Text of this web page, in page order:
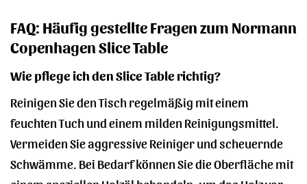
FAQ: Häufig gestellte Fragen zum Normann
Copenhagen Slice Table
Wie pflege ich den Slice Table richtig?
Reinigen Sie den Tisch regelmäßig mit einem
feuchten Tuch und einem milden Reinigungsmittel.
Vermeiden Sie aggressive Reiniger und scheuernde
Schwämme. Bei Bedarf können Sie die Oberfläche mit